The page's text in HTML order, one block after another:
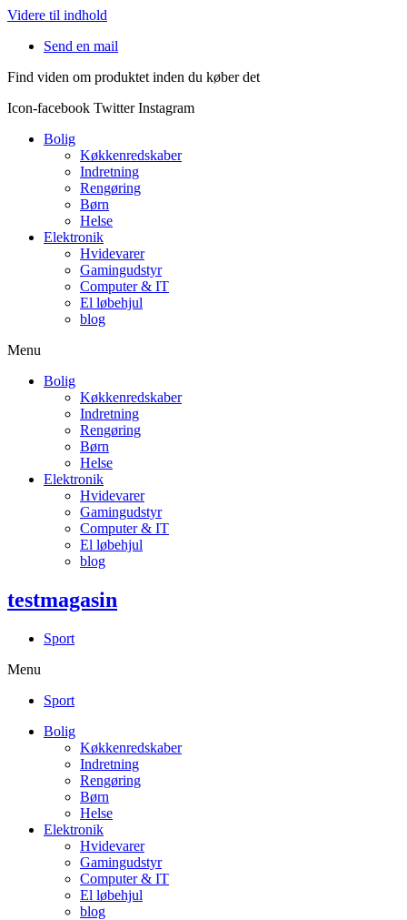
Videre til indhold
Send en mail
Find viden om produktet inden du køber det
Icon-facebook Twitter Instagram
Bolig
Køkkenredskaber
Indretning
Rengøring
Børn
Helse
Elektronik
Hvidevarer
Gamingudstyr
Computer & IT
El løbehjul
blog
Menu
Bolig
Køkkenredskaber
Indretning
Rengøring
Børn
Helse
Elektronik
Hvidevarer
Gamingudstyr
Computer & IT
El løbehjul
blog
testmagasin
Sport
Menu
Sport
Bolig
Køkkenredskaber
Indretning
Rengøring
Børn
Helse
Elektronik
Hvidevarer
Gamingudstyr
Computer & IT
El løbehjul
blog